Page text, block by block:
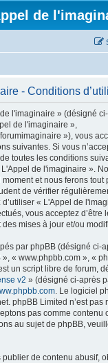
de
- Conditions
l'imaginaire » (désigné
de l'imaginaire »,
»), vous
suivantes. Si vous
toutes les conditions
L'Appel de l'imaginaire ».
moment et nous ferons
de vérifier
« L'Appel de
vous acceptez d’être
mises à jour et/ou
par phpBB (désigné ci-
« www.phpbb.com », «
un script libre de forum,
v2 » (désigné ci-après
. Le logiciel
phpBB Limited n’est
pas comme contenu
au sujet de phpBB,
publier de contenu abusif,